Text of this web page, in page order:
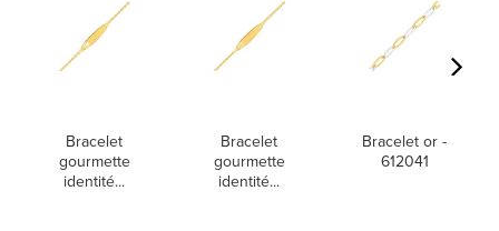
Bracelet
gourmette
identité...
Bracelet
gourmette
identité...
Bracelet or -
612041